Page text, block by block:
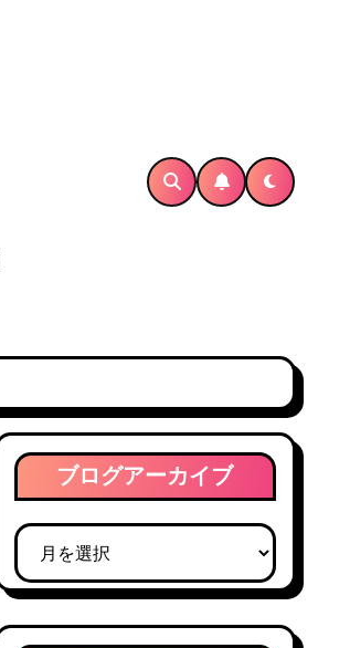
ブログアーカイブ
ブ
ロ
グ
ア